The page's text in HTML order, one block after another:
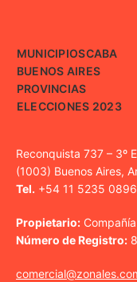
MUNICIPIOSCABA
BUENOS AIRES
PROVINCIAS
ELECCIONES 2023
Reconquista 737 – 3º E
(1003) Buenos Aires,
Tel. +54 11 5235
Propietario:
Número de Registro: